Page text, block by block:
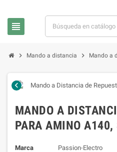

 Mando a distancia  Mando a

MANDO A
PARA AMINO A140,
Marca
Passion-Electro